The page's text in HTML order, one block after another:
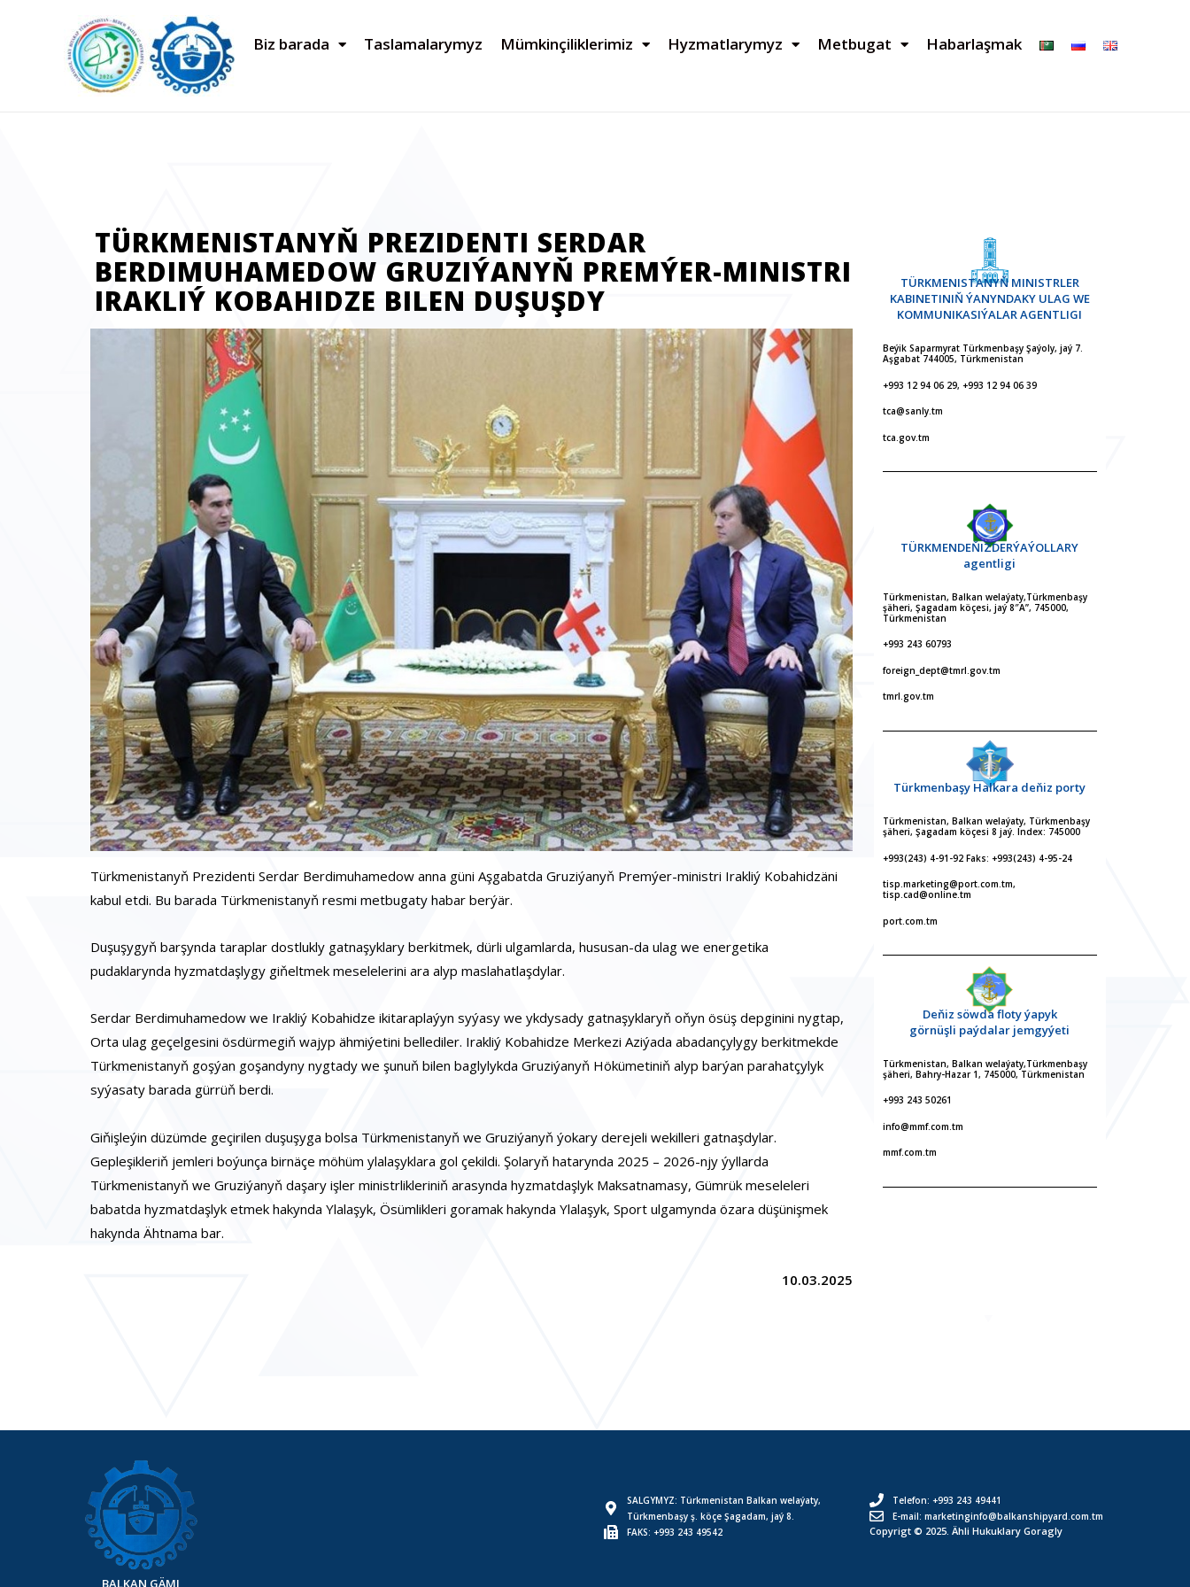
Biz barada Taslamalarymyz Mümkinçiliklerimiz Hyzmatlarymyz Metbugat Habarlaşmak
TÜRKMENISTANYŇ PREZIDENTI SERDAR
BERDIMUHAMEDOW GRUZIÝANYŇ PREMÝER-MINISTRI
IRAKLIÝ KOBAHIDZE BILEN DUŞUŞDY
Türkmenistanyň Prezidenti Serdar Berdimuhamedow anna güni Aşgabatda Gruziýanyň Premýer-ministri Irakliý Kobahidzäni
kabul etdi. Bu barada Türkmenistanyň resmi metbugaty habar berýär.
Duşuşygyň barşynda taraplar dostlukly gatnaşyklary berkitmek, dürli ulgamlarda, hususan-da ulag we energetika
pudaklarynda hyzmatdaşlygy giňeltmek meselelerini ara alyp maslahatlaşdylar.
Serdar Berdimuhamedow we Irakliý Kobahidze ikitaraplaýyn syýasy we ykdysady gatnaşyklaryň oňyn ösüş depginini nygtap,
Orta ulag geçelgesini ösdürmegiň wajyp ähmiýetini bellediler. Irakliý Kobahidze Merkezi Aziýada abadançylygy berkitmekde
Türkmenistanyň goşýan goşandyny nygtady we şunuň bilen baglylykda Gruziýanyň Hökümetiniň alyp barýan parahatçylyk
syýasaty barada gürrüň berdi.
Giňişleýin düzümde geçirilen duşuşyga bolsa Türkmenistanyň we Gruziýanyň ýokary derejeli wekilleri gatnaşdylar.
Gepleşikleriň jemleri boýunça birnäçe möhüm ylalaşyklara gol çekildi. Şolaryň hatarynda 2025 – 2026-njy ýyllarda
Türkmenistanyň we Gruziýanyň daşary işler ministrlikleriniň arasynda hyzmatdaşlyk Maksatnamasy, Gümrük meseleleri
babatda hyzmatdaşlyk etmek hakynda Ylalaşyk, Ösümlikleri goramak hakynda Ylalaşyk, Sport ulgamynda özara düşünişmek
hakynda Ähtnama bar.
10.03.2025
TÜRKMENISTANYŇ MINISTRLER
KABINETINIŇ ÝANYNDAKY ULAG WE
KOMMUNIKASIÝALAR AGENTLIGI
Beýik Saparmyrat Türkmenbaşy Şaýoly, jaý 7.
Aşgabat 744005, Türkmenistan
+993 12 94 06 29, +993 12 94 06 39
tca@sanly.tm
tca.gov.tm
TÜRKMENDEŇIZDERÝAÝOLLARY
agentligi
Türkmenistan, Balkan welaýaty,Türkmenbaşy
şäheri, Şagadam köçesi, jaý 8″A”, 745000,
Türkmenistan
+993 243 60793
foreign_dept@tmrl.gov.tm
tmrl.gov.tm
Türkmenbaşy Halkara deňiz porty
Türkmenistan, Balkan welaýaty, Türkmenbaşy
şäheri, Şagadam köçesi 8 jaý. Index: 745000
+993(243) 4-91-92 Faks: +993(243) 4-95-24
tisp.marketing@port.com.tm,
tisp.cad@online.tm
port.com.tm
Deňiz söwda floty ýapyk
görnüşli paýdalar jemgyýeti
Türkmenistan, Balkan welaýaty,Türkmenbaşy
şäheri, Bahry-Hazar 1, 745000, Türkmenistan
+993 243 50261
info@mmf.com.tm
mmf.com.tm
BALKAN GÄMI
SALGYMYZ: Türkmenistan Balkan welaýaty,
Türkmenbaşy ş. köçe Şagadam, jaý 8.
FAKS: +993 243 49542
Telefon: +993 243 49441
E-mail: marketinginfo@balkanshipyard.com.tm
Copyrigt © 2025. Ähli Hukuklary Goragly